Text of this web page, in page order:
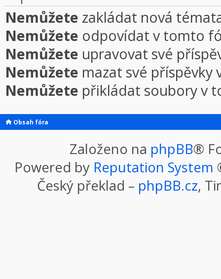
Nemůžete zakládat nová
Nemůžete odpovídat v tomto
Nemůžete upravovat své
Nemůžete mazat své
Nemůžete přikládat soubory v
Obsah fóra
Založeno na phpBB®
Powered by Reputation System
Český překlad – phpBB.cz,